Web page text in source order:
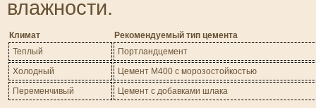
влажности.
Климат
Рекомендуемый тип цемента
Теплый
Портландцемент
Холодный
Цемент М400 с морозостойкостью
Переменчивый
Цемент с добавками шлака